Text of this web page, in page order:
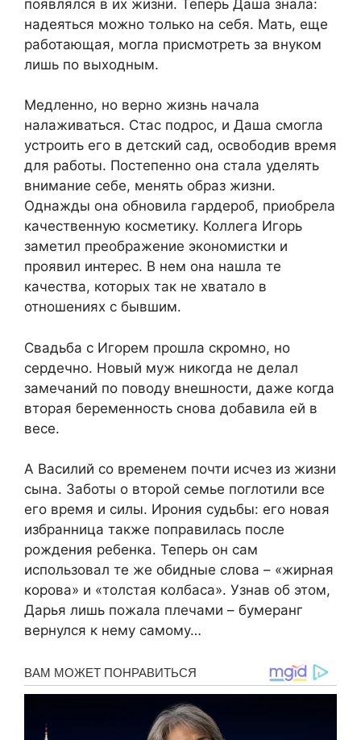
появлялся в их жизни. Теперь Даша знала:
надеяться можно только на себя. Мать, еще
работающая, могла присмотреть за внуком
лишь по выходным.
Медленно, но верно жизнь начала
налаживаться. Стас подрос, и Даша смогла
устроить его в детский сад, освободив время
для работы. Постепенно она стала уделять
внимание себе, менять образ жизни.
Однажды она обновила гардероб, приобрела
качественную косметику. Коллега Игорь
заметил преображение экономистки и
проявил интерес. В нем она нашла те
качества, которых так не хватало в
отношениях с бывшим.
Свадьба с Игорем прошла скромно, но
сердечно. Новый муж никогда не делал
замечаний по поводу внешности, даже когда
вторая беременность снова добавила ей в
весе.
А Василий со временем почти исчез из жизни
сына. Заботы о второй семье поглотили все
его время и силы. Ирония судьбы: его новая
избранница также поправилась после
рождения ребенка. Теперь он сам
использовал те же обидные слова – «жирная
корова» и «толстая колбаса». Узнав об этом,
Дарья лишь пожала плечами – бумеранг
вернулся к нему самому…